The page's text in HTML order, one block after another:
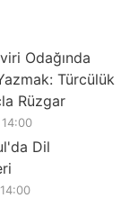
Odağında
Türcülük
Rüzgar
Dil